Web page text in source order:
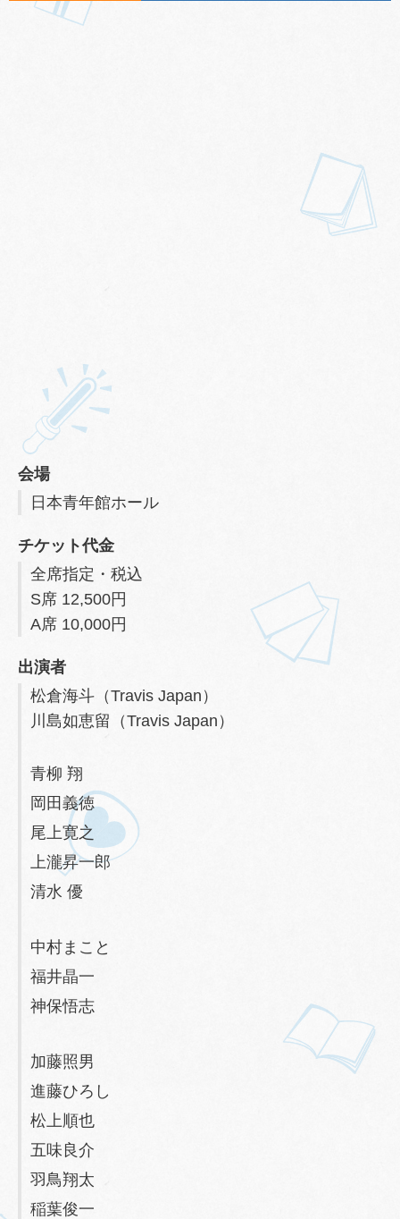
会場
日本青年館ホール
チケット代金
全席指定・税込
S席 12,500円
A席 10,000円
出演者
松倉海斗（Travis Japan）
川島如恵留（Travis Japan）
青柳 翔
岡田義徳
尾上寛之
上瀧昇一郎
清水 優
中村まこと
福井晶一
神保悟志
加藤照男
進藤ひろし
松上順也
五味良介
羽鳥翔太
稲葉俊一